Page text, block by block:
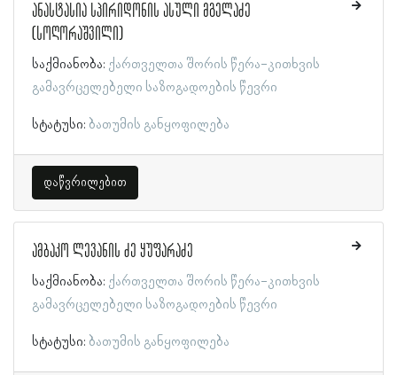
ანასტასია სპირიდონის ასული მგელაძე
(სოღორაშვილი)
საქმიანობა: ქართველთა შორის წერა-კითხვის
გამავრცელებელი საზოგადოების წევრი
სტატუსი: ბათუმის განყოფილება
დაწვრილებით
ამბაკო ლევანის ძე ყუფარაძე
საქმიანობა: ქართველთა შორის წერა-კითხვის
გამავრცელებელი საზოგადოების წევრი
სტატუსი: ბათუმის განყოფილება